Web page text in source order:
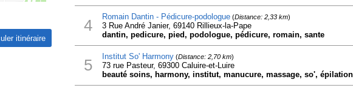
4 Romain Dantin - Pédicure-podologue(Distance: 2,33 km)
3 Rue André Janier, 69140 Rillieux-la-Pape
dantin, pedicure, pied, podologue, pédicure, romain, sante
5 Institut So' Harmony(Distance: 2,70 km)
73 rue Pasteur, 69300 Caluire-et-Luire
beauté soins, harmony, institut, manucure, massage, so', épilation